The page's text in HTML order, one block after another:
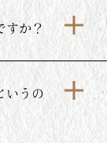
すか？
いうの